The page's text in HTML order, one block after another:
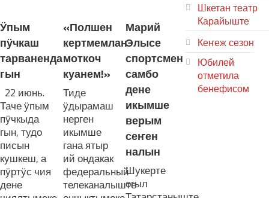
Ӱпым
пӱчкаш
тарваненда
гын
22 июнь.
Таче ӱпым
пӱчкыда
гын, тудо
писын
кушкеш, а
пӱртӱс чия
дене
«Полшен
кертмемлан
моткоч
куанем!»
Тиде
ӱдырамаш
нерген
икымше
гана ятыр
ий ондакак
федеральный
телеканалыште
Марий
Элысе
спортсмен
самбо
дене
икымше
верым
сеҥен
налын
Шукерте
огыл
Шкетан театр
Карайыште
Кеҥеж сезон
Юбилей
отметила
бенефисом